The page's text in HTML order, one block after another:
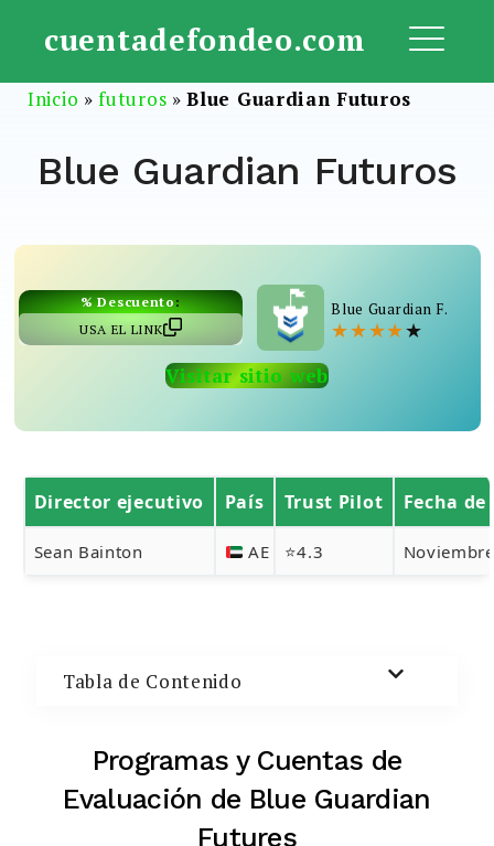
contenido
cuentadefondeo.com
Buscar:
BUSCAR
Inicio »futuros »Blue Guardian Futuros
Blue Guardian Futuros
% Descuento:
USA EL LINK
Blue Guardian F.
★★★★★
Visitar sitio web
Director ejecutivo País Trust Pilot Fecha
Sean Bainton AE ⭐4.3
Tabla de Contenido
Programas y Cuentas de
Evaluación de Blue Guardian
Futures